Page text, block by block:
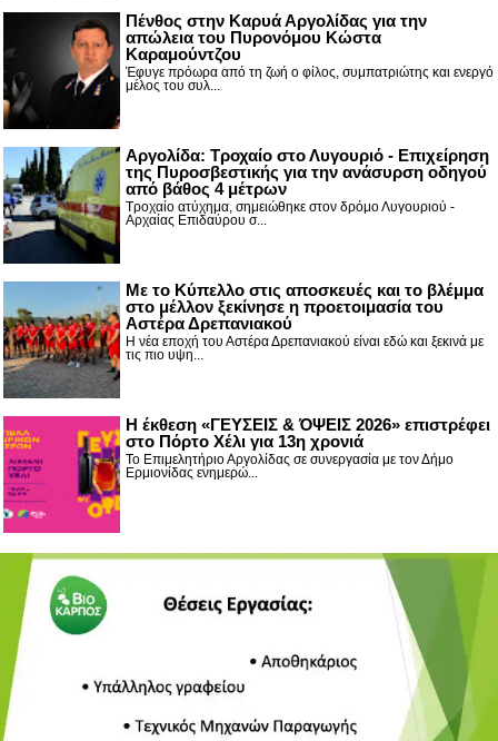
Πένθος στην Καρυά Αργολίδας για την
απώλεια του Πυρονόμου Κώστα
Καραμούντζου
Έφυγε πρόωρα από τη ζωή ο φίλος, συμπατριώτης και ενεργό
μέλος του συλ...
Αργολίδα: Τροχαίο στο Λυγουριό - Επιχείρηση
της Πυροσβεστικής για την ανάσυρση οδηγού
από βάθος 4 μέτρων
Τροχαίο ατύχημα, σημειώθηκε στον δρόμο Λυγουριού -
Αρχαίας Επιδαύρου σ...
Με το Κύπελλο στις αποσκευές και το βλέμμα
στο μέλλον ξεκίνησε η προετοιμασία του
Αστέρα Δρεπανιακού
Η νέα εποχή του Αστέρα Δρεπανιακού είναι εδώ και ξεκινά με
τις πιο υψη...
Η έκθεση «ΓΕΥΣΕΙΣ & ΌΨΕΙΣ 2026» επιστρέφει
στο Πόρτο Χέλι για 13η χρονιά
Το Επιμελητήριο Αργολίδας σε συνεργασία με τον Δήμο
Ερμιονίδας ενημερώ...